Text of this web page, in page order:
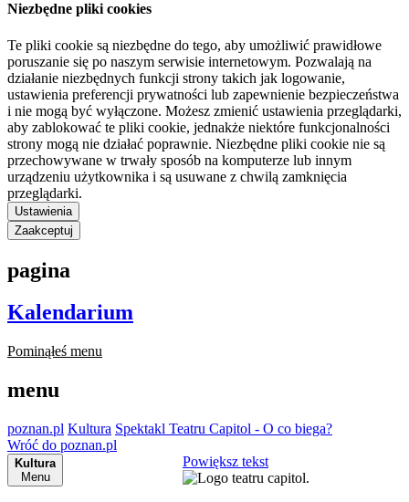
Niezbędne pliki cookies
Te pliki cookie są niezbędne do tego, aby umożliwić prawidłowe
poruszanie się po naszym serwisie internetowym. Pozwalają na
działanie niezbędnych funkcji strony takich jak logowanie,
ustawienia preferencji prywatności lub zapewnienie bezpieczeństwa
i nie mogą być wyłączone. Możesz zmienić ustawienia przeglądarki,
aby zablokować te pliki cookie, jednakże niektóre funkcjonalności
strony mogą nie działać poprawnie. Niezbędne pliki cookie nie są
przechowywane w trwały sposób na komputerze lub innym
urządzeniu użytkownika i są usuwane z chwilą zamknięcia
przeglądarki.
Ustawienia
Zaakceptuj
pagina
Kalendarium
Pominąłeś menu
menu
poznan.pl Kultura Spektakl Teatru Capitol - O co biega?
Wróć do poznan.pl
Kultura
Menu
Powiększ tekst